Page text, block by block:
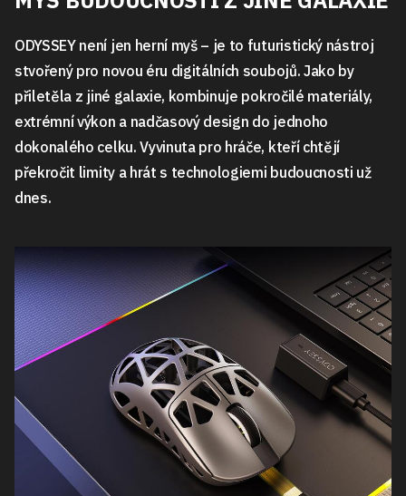
ODYSSEY není jen herní myš – je to futuristický nástroj
stvořený pro novou éru digitálních soubojů. Jako by
přiletěla z jiné galaxie, kombinuje pokročilé materiály,
extrémní výkon a nadčasový design do jednoho
dokonalého celku. Vyvinuta pro hráče, kteří chtějí
překročit limity a hrát s technologiemi budoucnosti už
dnes.